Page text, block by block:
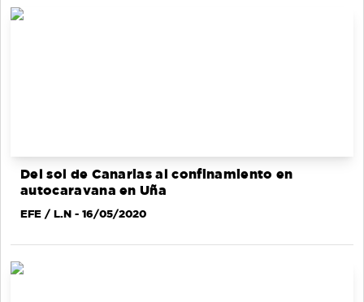
Del sol de Canarias al confinamiento en
autocaravana en Uña
EFE / L.N - 16/05/2020